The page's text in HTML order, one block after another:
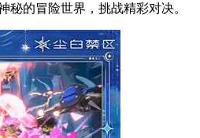
秘的冒险世界，挑战精彩对决。